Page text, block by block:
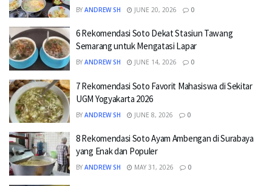
BY ANDREW SH JUNE 20, 2026 0
6 Rekomendasi Soto Dekat Stasiun Tawang
Semarang untuk Mengatasi Lapar
BY ANDREW SH JUNE 14, 2026 0
7 Rekomendasi Soto Favorit Mahasiswa di Sekitar
UGM Yogyakarta 2026
BY ANDREW SH JUNE 8, 2026 0
8 Rekomendasi Soto Ayam Ambengan di Surabaya
yang Enak dan Populer
BY ANDREW SH MAY 31, 2026 0